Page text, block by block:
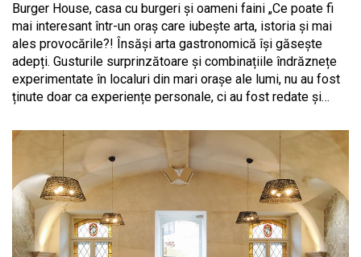
Burger House, casa cu burgeri și oameni faini „Ce poate fi
mai interesant într-un oraș care iubește arta, istoria și mai
ales provocările?! Însăși arta gastronomică își găsește
adepți. Gusturile surprinzătoare și combinațiile îndrăznețe
experimentate în localuri din mari orașe ale lumi, nu au fost
ținute doar ca experiențe personale, ci au fost redate și…